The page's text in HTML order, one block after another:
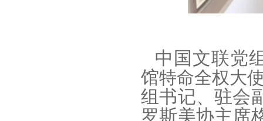
中国文联党
馆特命全权大
组书记、驻会
罗斯美协主席